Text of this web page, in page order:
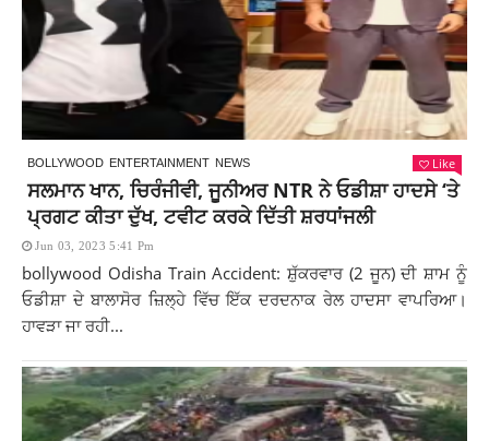
BOLLYWOOD ENTERTAINMENT NEWS Like
ਸਲਮਾਨ ਖਾਨ, ਚਿਰੰਜੀਵੀ, ਜੂਨੀਅਰ NTR ਨੇ ਓਡੀਸ਼ਾ ਹਾਦਸੇ ‘ਤੇ
ਪ੍ਰਗਟ ਕੀਤਾ ਦੁੱਖ, ਟਵੀਟ ਕਰਕੇ ਦਿੱਤੀ ਸ਼ਰਧਾਂਜਲੀ
Jun 03, 2023 5:41 Pm
bollywood Odisha Train Accident: ਸ਼ੁੱਕਰਵਾਰ (2 ਜੂਨ) ਦੀ ਸ਼ਾਮ ਨੂੰ
ਓਡੀਸ਼ਾ ਦੇ ਬਾਲਾਸੋਰ ਜ਼ਿਲ੍ਹੇ ਵਿੱਚ ਇੱਕ ਦਰਦਨਾਕ ਰੇਲ ਹਾਦਸਾ ਵਾਪਰਿਆ।
ਹਾਵੜਾ ਜਾ ਰਹੀ...